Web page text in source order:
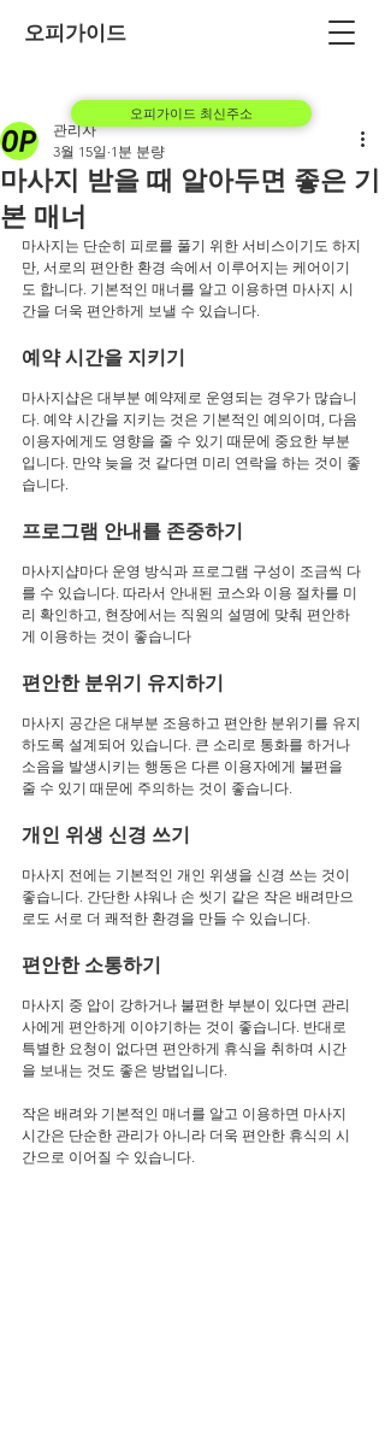
오피가이드
마사지 받을 때 알아두면 좋은 기
본 매너
관리자
3월 15일 1분 분량
마사지는 단순히 피로를 풀기 위한 서비스이기도 하지
만, 서로의 편안한 환경 속에서 이루어지는 케어이기
도 합니다. 기본적인 매너를 알고 이용하면 마사지 시
간을 더욱 편안하게 보낼 수 있습니다.
예약 시간을 지키기
마사지샵은 대부분 예약제로 운영되는 경우가 많습니
다. 예약 시간을 지키는 것은 기본적인 예의이며, 다음
이용자에게도 영향을 줄 수 있기 때문에 중요한 부분
입니다. 만약 늦을 것 같다면 미리 연락을 하는 것이 좋
습니다.
프로그램 안내를 존중하기
마사지샵마다 운영 방식과 프로그램 구성이 조금씩 다
를 수 있습니다. 따라서 안내된 코스와 이용 절차를 미
리 확인하고, 현장에서는 직원의 설명에 맞춰 편안하
게 이용하는 것이 좋습니다
편안한 분위기 유지하기
마사지 공간은 대부분 조용하고 편안한 분위기를 유지
하도록 설계되어 있습니다. 큰 소리로 통화를 하거나
소음을 발생시키는 행동은 다른 이용자에게 불편을
줄 수 있기 때문에 주의하는 것이 좋습니다.
개인 위생 신경 쓰기
마사지 전에는 기본적인 개인 위생을 신경 쓰는 것이
좋습니다. 간단한 샤워나 손 씻기 같은 작은 배려만으
로도 서로 더 쾌적한 환경을 만들 수 있습니다.
편안한 소통하기
마사지 중 압이 강하거나 불편한 부분이 있다면 관리
사에게 편안하게 이야기하는 것이 좋습니다. 반대로
특별한 요청이 없다면 편안하게 휴식을 취하며 시간
을 보내는 것도 좋은 방법입니다.
작은 배려와 기본적인 매너를 알고 이용하면 마사지
시간은 단순한 관리가 아니라 더욱 편안한 휴식의 시
간으로 이어질 수 있습니다.
오피가이드 최신주소